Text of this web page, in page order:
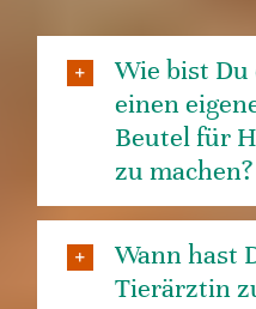
Wie bist Du
einen
Beutel für
zu machen?
Wann hast
Tierärztin